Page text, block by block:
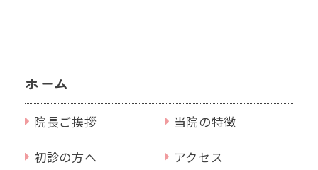
ホーム
院長ご挨拶
当院の特徴
初診の方へ
アクセス